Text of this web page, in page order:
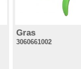
Gras
3060661002